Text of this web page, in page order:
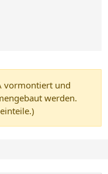
vormontiert und
werden.